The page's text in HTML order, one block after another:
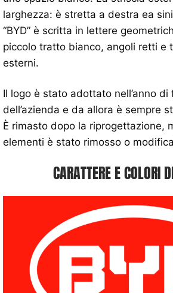
larghezza: è stretta a destra ea
“BYD” è scritta in lettere
piccolo tratto bianco, angoli retti e
esterni.
Il logo è stato adottato nell’anno di
dell’azienda e da allora è sempre
È rimasto dopo la riprogettazione,
elementi è stato rimosso o
CARATTERE E COLORI